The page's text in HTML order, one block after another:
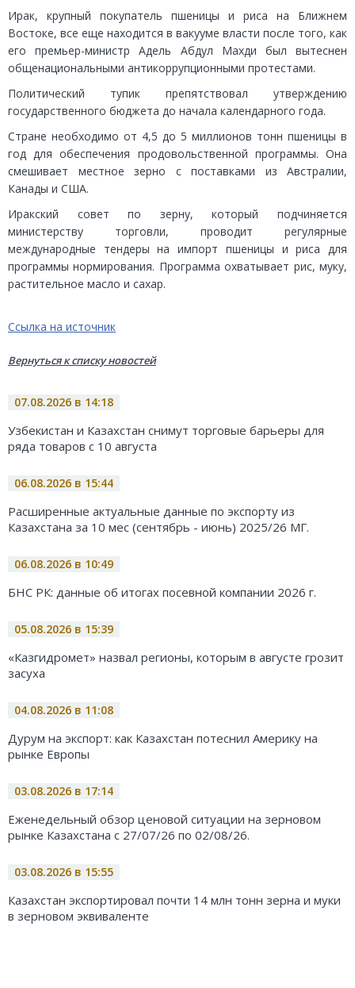
Ирак, крупный покупатель пшеницы и риса на Ближнем
Востоке, все еще находится в вакууме власти после того, как
его премьер-министр Адель Абдул Махди был вытеснен
общенациональными антикоррупционными протестами.
Политический тупик препятствовал утверждению
государственного бюджета до начала календарного года.
Стране необходимо от 4,5 до 5 миллионов тонн пшеницы в
год для обеспечения продовольственной программы. Она
смешивает местное зерно с поставками из Австралии,
Канады и США.
Иракский совет по зерну, который подчиняется
министерству торговли, проводит регулярные
международные тендеры на импорт пшеницы и риса для
программы нормирования. Программа охватывает рис, муку,
растительное масло и сахар.
Ссылка на источник
Вернуться к списку новостей
07.08.2026 в 14:18
Узбекистан и Казахстан снимут торговые барьеры для
ряда товаров с 10 августа
06.08.2026 в 15:44
Расширенные актуальные данные по экспорту из
Казахстана за 10 мес (сентябрь - июнь) 2025/26 МГ.
06.08.2026 в 10:49
БНС РК: данные об итогах посевной компании 2026 г.
05.08.2026 в 15:39
«Казгидромет» назвал регионы, которым в августе грозит
засуха
04.08.2026 в 11:08
Дурум на экспорт: как Казахстан потеснил Америку на
рынке Европы
03.08.2026 в 17:14
Еженедельный обзор ценовой ситуации на зерновом
рынке Казахстана с 27/07/26 по 02/08/26.
03.08.2026 в 15:55
Казахстан экспортировал почти 14 млн тонн зерна и муки
в зерновом эквиваленте